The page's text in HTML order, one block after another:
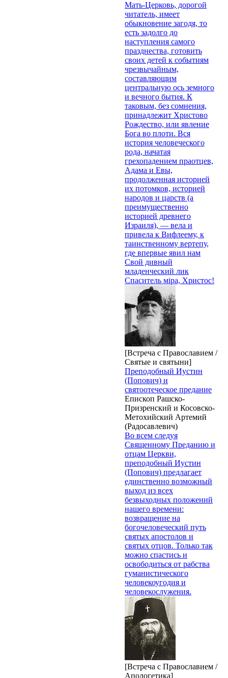
Мать-Церковь, дорогой
читатель, имеет
обыкновение загодя, то
есть задолго до
наступления самого
празднества, готовить
своих детей к событиям
чрезвычайным,
составляющим
центральную ось земного
и вечного бытия. К
таковым, без сомнения,
принадлежит Христово
Рождество, или явление
Бога во плоти. Вся
история человеческого
рода, начатая
грехопадением праотцев,
Адама и Евы,
продолженная историей
их потомков, историей
народов и царств (а
преимущественно
историей древнего
Израиля), — вела и
привела к Вифлеему, к
таинственному вертепу,
где впервые явил нам
Свой дивный
младенческий лик
Спаситель мiра, Христос!
[Встреча с Православием /
Святые и святыни]
Преподобный Иустин
(Попович) и
святоотеческое предание
Епископ Рашско-
Призренский и Косовско-
Метохийский Артемий
(Радосавлевич)
Во всем следуя
Священному Преданию и
отцам Церкви,
преподобный Иустин
(Попович) предлагает
единственно возможный
выход из всех
безвыходных положений
нашего времени:
возвращение на
богочеловеческий путь
святых апостолов и
святых отцов. Только так
можно спастись и
освободиться от рабства
гуманистического
человекоугодия и
человекослужения.
[Встреча с Православием /
Апологетика]